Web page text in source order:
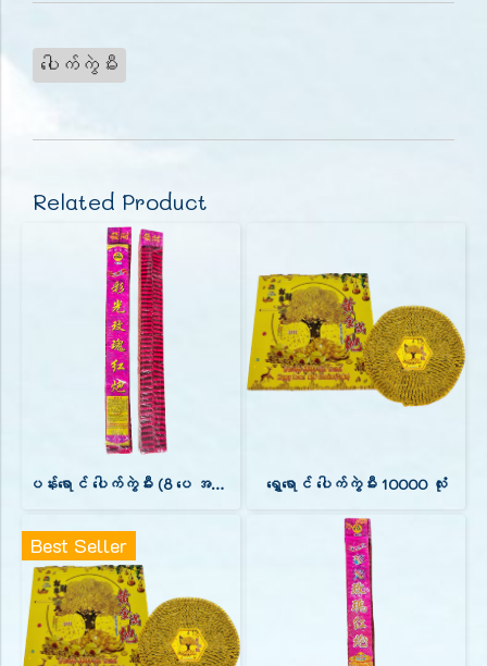
ပေါက်ကွဲမီး
Related Product
ပန်းရောင် ပေါက်ကွဲမီး (8 ပေ အရှည်) ရွှေရောင် ပေါက်ကွဲမီး 10000 လုံး
Best Seller